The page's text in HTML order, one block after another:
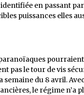
en passant
puissances elles
pas le tour de vis
semaine du 8 avril.
le régime n’a